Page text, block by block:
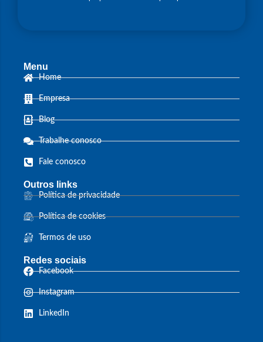
Trabalhe Conosco
Menu
Home
Empresa
Blog
Trabalhe conosco
Fale conosco
Outros links
Política de privacidade
Política de cookies
Termos de uso
Redes sociais
Facebook
Instagram
LinkedIn